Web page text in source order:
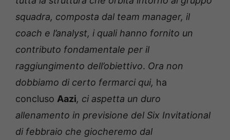
squadra, composta dal team manager, il
coach e l’analyst, i quali hanno fornito un
contributo fondamentale per il
raggiungimento dell’obiettivo. Ora non
dobbiamo di certo fermarci qui, ha
concluso Aazi, ci aspetta un duro
allenamento in previsione del Six Invitational
di febbraio che giocheremo dal